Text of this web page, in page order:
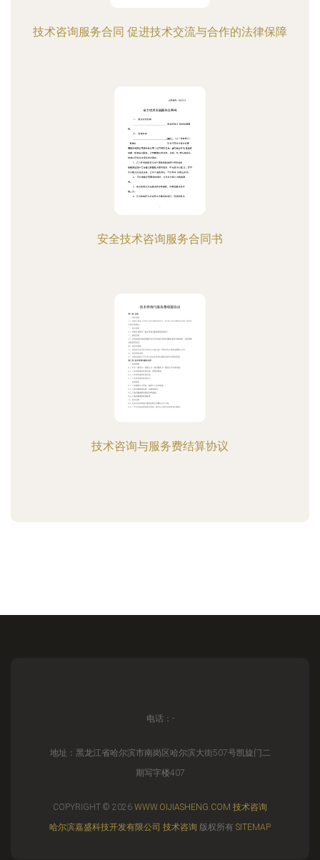
技术咨询服务合同 促进技术交流与合作的法律保障
安全技术咨询服务合同书
技术咨询与服务费结算协议
电话：-
地址：黑龙江省哈尔滨市南岗区哈尔滨大街507号凯旋门二
期写字楼407
COPYRIGHT © 2026 WWW.OIJIASHENG.COM 技术咨询
哈尔滨嘉盛科技开发有限公司 技术咨询 版权所有 SITEMAP